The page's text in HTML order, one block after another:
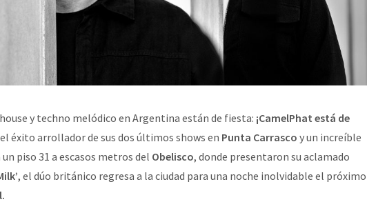
y techno melódico en Argentina están de fiesta: ¡CamelPhat está de
éxito arrollador de sus dos últimos shows en Punta Carrasco y un increíble
piso 31 a escasos metros del Obelisco, donde presentaron su aclamado
, el dúo británico regresa a la ciudad para una noche inolvidable el próximo